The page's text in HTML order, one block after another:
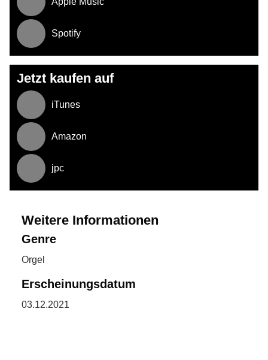
Spotify
Jetzt kaufen auf
iTunes
Amazon
jpc
Weitere Informationen
Genre
Orgel
Erscheinungsdatum
03.12.2021